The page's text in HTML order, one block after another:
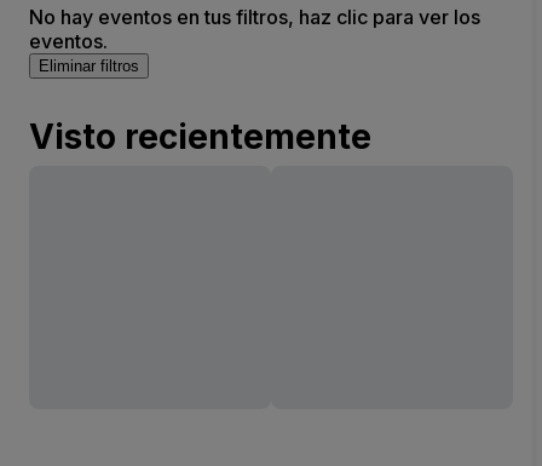
No hay eventos en tus filtros, haz clic para ver los
eventos.
Eliminar filtros
Visto recientemente